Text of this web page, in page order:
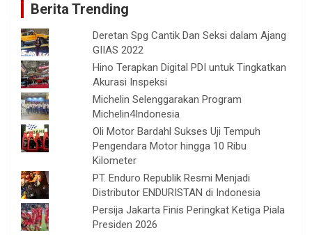
Berita Trending
Deretan Spg Cantik Dan Seksi dalam Ajang
GIIAS 2022
Hino Terapkan Digital PDI untuk Tingkatkan
Akurasi Inspeksi
Michelin Selenggarakan Program
Michelin4Indonesia
Oli Motor Bardahl Sukses Uji Tempuh
Pengendara Motor hingga 10 Ribu
Kilometer
PT. Enduro Republik Resmi Menjadi
Distributor ENDURISTAN di Indonesia
Persija Jakarta Finis Peringkat Ketiga Piala
Presiden 2026